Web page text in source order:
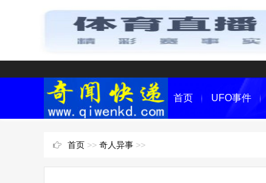
首页 UFO事件
首页 >> 奇人异事 >>